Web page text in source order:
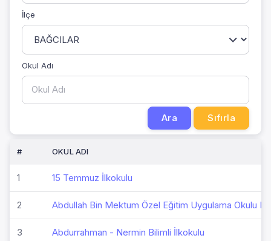
İlçe
Okul Adı
Ara Sıfırla
# OKUL ADI
1 15 Temmuz İlkokulu
2 Abdullah Bin Mektum Özel Eğitim Uygulama Okulu
3 Abdurrahman - Nermin Bilimli İlkokulu